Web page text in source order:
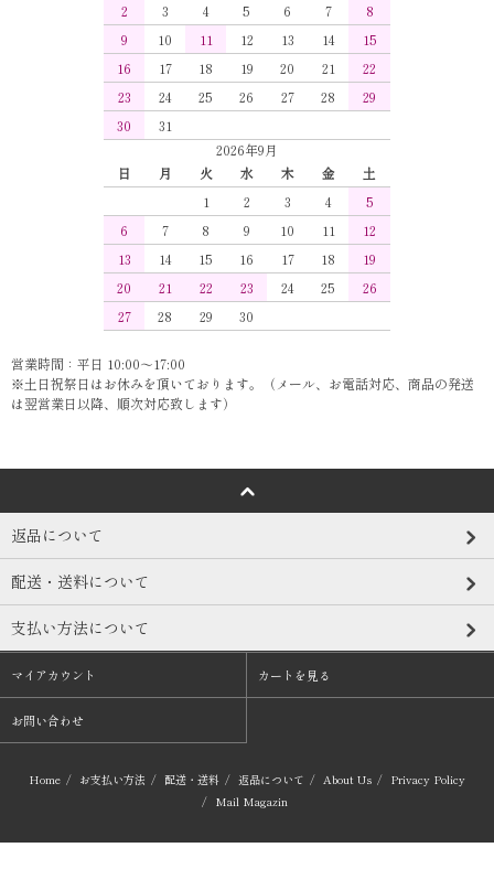
2
3 4 5 6 7
8
9
10 11 12 13 14
15
16
17 18 19 20 21
22
23
24 25 26 27 28
29
30
31
2026年9月
日
月 火 水 木 金
土
1
2 3 4
5
6
7 8 9 10 11
12
13
14 15 16 17 18
19
20
21 22 23 24 25
26
27
28 29 30
営業時間：平日 10:00～17:00
※土日祝祭日はお休みを頂いております。（メール、お電話対応、商品の発送
は翌営業日以降、順次対応致します）
返品について
配送・送料について
支払い方法について
マイアカウント カートを見る
お問い合わせ
Home / お支払い方法 / 配送・送料 / 返品について / About Us / Privacy Policy
/ Mail Magazin